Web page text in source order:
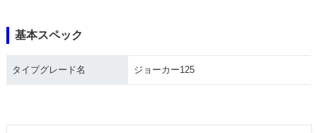
基本スペック
タイプグレード名 ジョーカー125